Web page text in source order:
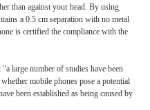
than against your head. By using
a 0.5 cm separation with no metal
is certified the compliance with the
large number of studies have been
mobile phones pose a potential
been established as being caused by